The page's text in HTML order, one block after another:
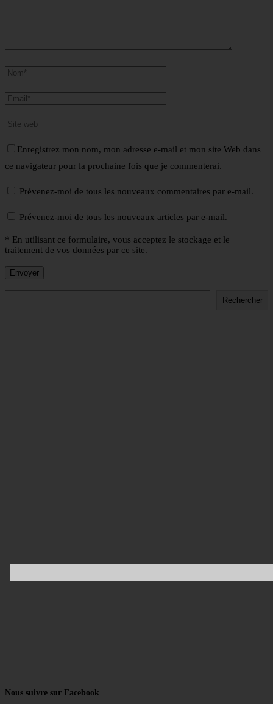
Enregistrez mon nom, mon adresse e-mail et mon site Web dans
ce navigateur pour la prochaine fois que je commenterai.
Prévenez-moi de tous les nouveaux commentaires par e-mail.
Prévenez-moi de tous les nouveaux articles par e-mail.
* En utilisant ce formulaire, vous acceptez le stockage et le
traitement de vos données par ce site.
Rechercher
Nous suivre sur Facebook